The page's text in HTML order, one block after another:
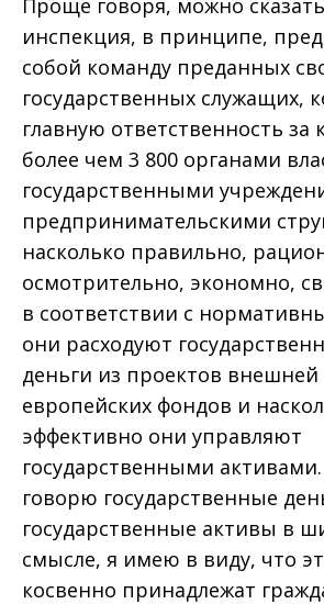
инспекция, в принципе,
собой команду преданных
государственных служащих,
главную ответственность за
более чем 3 800 органами
государственными
предпринимательскими
насколько правильно,
осмотрительно, экономно,
в соответствии с
они расходуют
деньги из проектов
европейских фондов и
эффективно они управляют
государственными
говорю государственные
государственные активы в
смысле, я имею в виду, что
косвенно принадлежат